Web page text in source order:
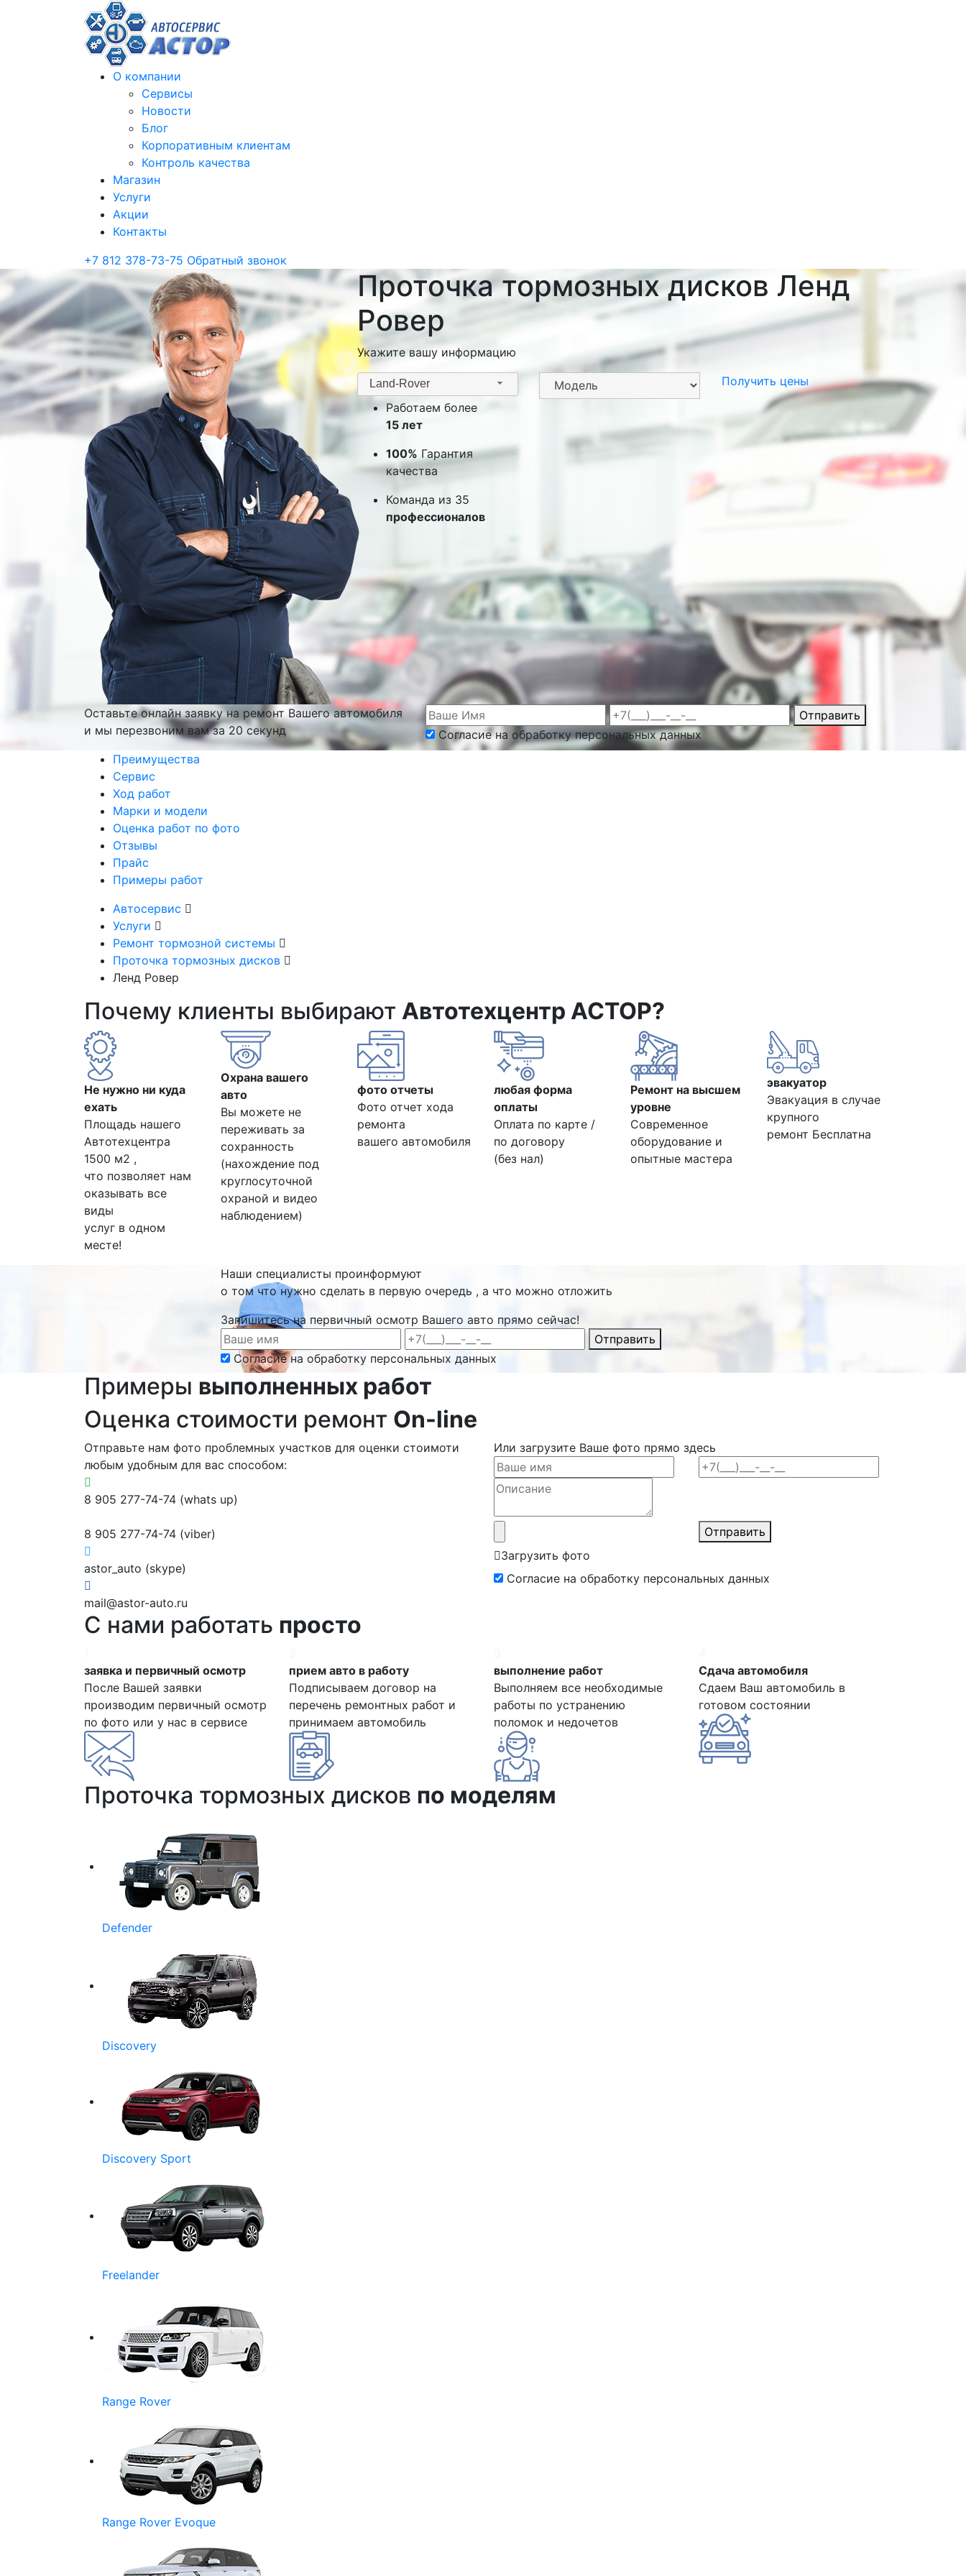
О компании
Сервисы
Новости
Блог
Корпоративным клиентам
Контроль качества
Магазин
Услуги
Акции
Контакты
+7 812 378-73-75 Обратный звонок
Проточка тормозных дисков Ленд
Ровер
Укажите вашу информацию
Land-Rover
Получить цены
Работаем более
15 лет
100% Гарантия
качества
Команда из 35
профессионалов
Оставьте онлайн заявку на ремонт Вашего автомобиля
и мы перезвоним вамза 20 секунд
Отправить
Согласие на обработку персональных данных
Преимущества
Сервис
Ход работ
Марки и модели
Оценка работ по фото
Отзывы
Прайс
Примеры работ
Автосервис
Услуги
Ремонт тормозной системы
Проточка тормозных дисков
Ленд Ровер
Почему клиенты выбирают Автотехцентр АСТОР?
Не нужно ни куда
ехать
Площадь нашего
Автотехцентра
1500 м2 ,
что позволяет нам
оказывать все
виды
услуг в одном
месте!
Охрана вашего
авто
Вы можете не
переживать за
сохранность
(нахождение под
круглосуточной
охраной и видео
наблюдением)
фото отчеты
Фото отчет хода
ремонта
вашего автомобиля
любая форма
оплаты
Оплата по карте /
по договору
(без нал)
Ремонт на высшем
уровне
Современное
оборудование и
опытные мастера
эвакуатор
Эвакуация в случае
крупного
ремонт Бесплатна
Наши специалисты проинформуют
о том что нужно сделать в первую очередь , а что можно отложить
Запишитесь на первичный осмотр Вашего авто прямо сейчас!
Отправить
Согласие на обработку персональных данных
Примеры выполненных работ
Оценка стоимости ремонт On-line
Отправьте нам фото проблемных участков для оценки стоимоти
любым удобным для вас способом:
8 905 277-74-74 (whats up)
8 905 277-74-74 (viber)
astor_auto (skype)
mail@astor-auto.ru
Или загрузите Ваше фото прямо здесь
Загрузить фото
Отправить
Согласие на обработку персональных данных
С нами работать просто
заявка и первичный осмотр
После Вашей заявки
производим первичный осмотр
по фото или у нас в сервисе
прием авто в работу
Подписываем договор на
перечень ремонтных работ и
принимаем автомобиль
выполнение работ
Выполняем все необходимые
работы по устранению
поломок и недочетов
Сдача автомобиля
Сдаем Ваш автомобиль в
готовом состоянии
Проточка тормозных дисков по моделям
Defender
Discovery
Discovery Sport
Freelander
Range Rover
Range Rover Evoque